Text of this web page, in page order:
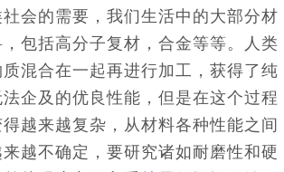
会的需要，我们生活中的大部分材
包括高分子复材，合金等等。人类
混合在一起再进行加工，获得了纯
企及的优良性能，但是在这个过程
越来越复杂，从材料各种性能之间
越不确定，要研究诸如耐磨性和硬